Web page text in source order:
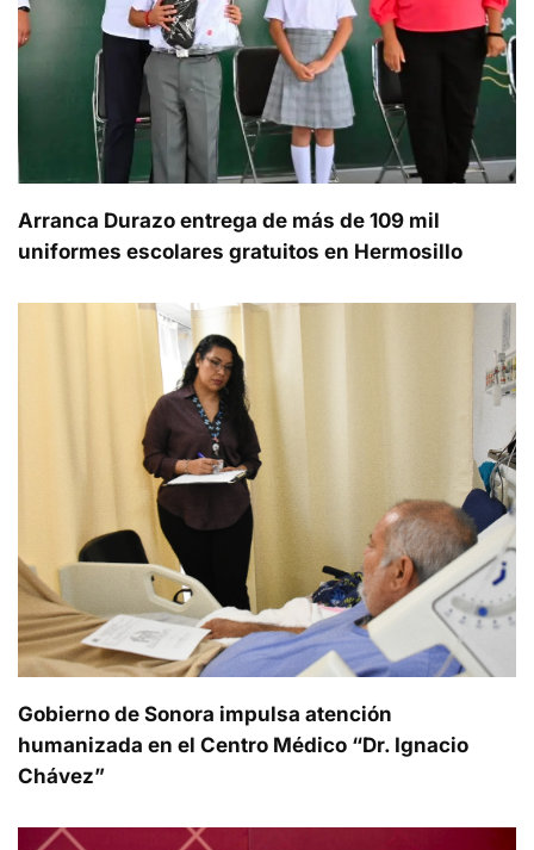
Arranca Durazo entrega de más de 109 mil
uniformes escolares gratuitos en Hermosillo
Gobierno de Sonora impulsa atención
humanizada en el Centro Médico “Dr. Ignacio
Chávez”